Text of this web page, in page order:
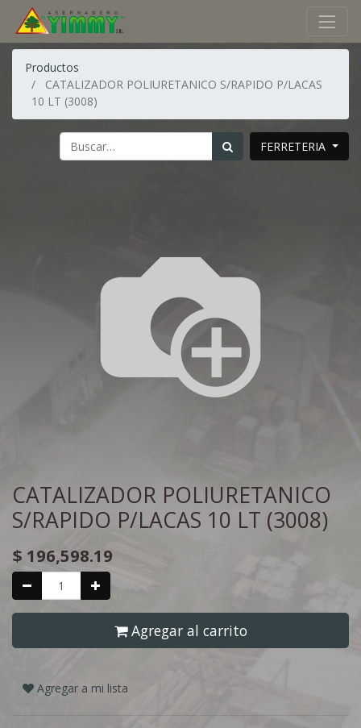
Productos
CATALIZADOR POLIURETANICO S/RAPIDO P/LACAS
10 LT (3008)
FERRETERIA
CATALIZADOR POLIURETANICO
S/RAPIDO P/LACAS 10 LT (3008)
$ 196,598.19
Agregar al carrito
Agregar a mi lista